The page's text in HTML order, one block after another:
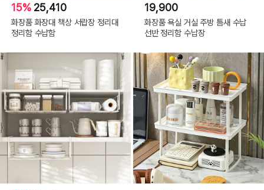
15% 25,410
화장품 화장대 책상 서랍장 정리대
정리함 수납함
19,900
화장품 욕실 거실 주방 틈새 수납
선반 정리함 수납장